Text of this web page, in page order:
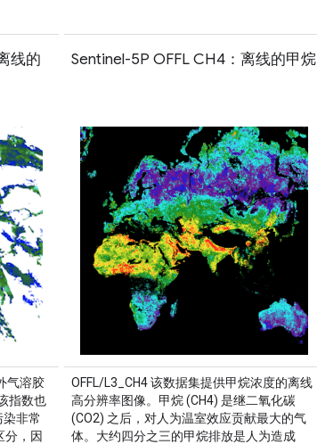
线的
气溶胶
指数也
非常
分，因
Sentinel-5P OFFL CH4：离线的甲烷
OFFL/L3_CH4 该数据集提供甲烷浓度的离线
高分辨率图像。甲烷 (CH4) 是继二氧化碳
(CO2) 之后，对人为温室效应贡献最大的气
体。大约四分之三的甲烷排放是人为造成